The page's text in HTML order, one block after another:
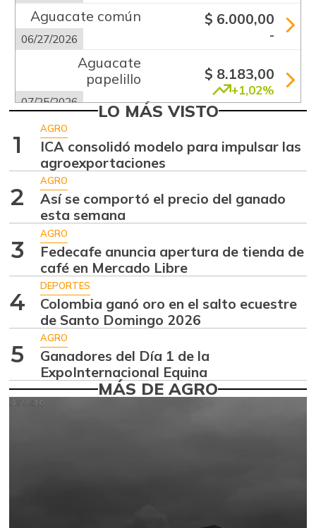
Aguacate común
06/27/2026
$ 6.000,00
-
Aguacate
papelillo
07/25/2026
$ 8.183,00
+1,02%
07/25/2026 -6,69%
Ajo
07/25/2026
$ 5.667,00
-0,72%
Ají dulce
01/17/2015
$ 3.750,00
Ají topito dulce
07/25/2026
Alas de pollo sin
costillar
07/25/2026
Apio
07/25/2026
$ 1.333,00
-6,46%
LO MÁS VISTO
1
AGRO
ICA consolidó modelo para impulsar las
agroexportaciones
2
AGRO
Así se comportó el precio del ganado
esta semana
3
AGRO
Fedecafe anuncia apertura de tienda de
café en Mercado Libre
4
DEPORTES
Colombia ganó oro en el salto ecuestre
de Santo Domingo 2026
5
AGRO
Ganadores del Día 1 de la
ExpoInternacional Equina
MÁS DE AGRO